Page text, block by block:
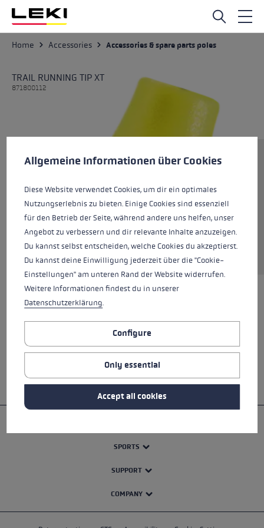
Skip to main content
Home Accessories Accessories & spare parts poles
TRAIL RUNNING TIP XT
871800112
Size
Colours neonyellow
ALL FEATURES
SAFETY INSTRUCTIONS
SPORTS
SUPPORT
COMPANY
Cookie preferences
This website uses cookies to give you the best possible experience.
Allgemeine Informationen über Cookies
Diese Website verwendet Cookies, um dir ein optimales
Nutzungserlebnis zu bieten. Einige Cookies sind essenziell
für den Betrieb der Seite, während andere uns helfen, unser
Angebot zu verbessern und dir relevante Inhalte anzuzeigen.
Du kannst selbst entscheiden, welche Cookies du akzeptierst.
Du kannst deine Einwilligung jederzeit über die "Cookie-
Einstellungen" am unteren Rand der Website widerrufen.
Weitere Informationen findest du in unserer
Datenschutzerklärung.
Configure
Only essential
Accept all cookies